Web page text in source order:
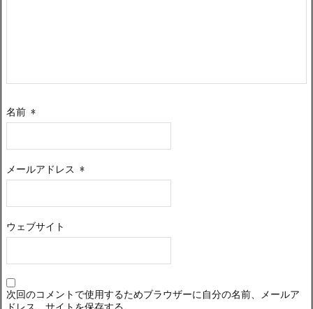
名前 *
メールアドレス *
ウェブサイト
次回のコメントで使用するためブラウザーに自分の名前、メールア
ドレス、サイトを保存する。